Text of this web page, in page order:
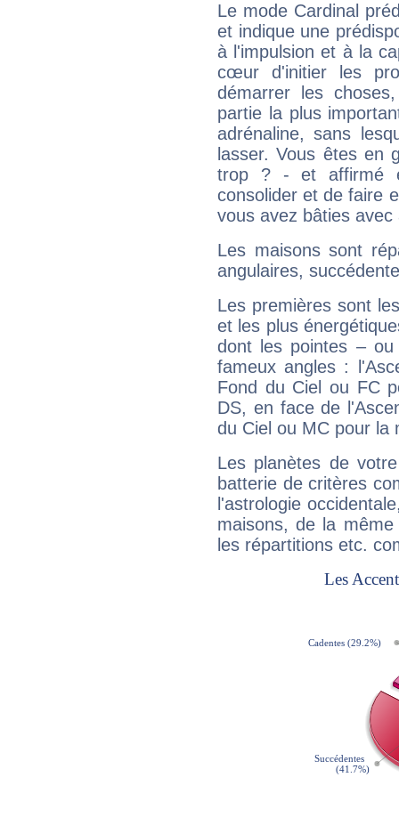
Le mode Cardinal
et indique une
à l'impulsion et à la
cœur d'initier les
démarrer les
partie la plus
adrénaline, sans
lasser. Vous êtes en
trop ? - et affirmé
consolider et de faire
vous avez bâties avec
Les maisons sont
angulaires,
Les premières sont
et les plus
dont les pointes –
fameux angles :
Fond du Ciel ou FC
DS, en face de
du Ciel ou MC pour la
Les planètes de
batterie de critères
l'astrologie
maisons, de la
les répartitions etc.